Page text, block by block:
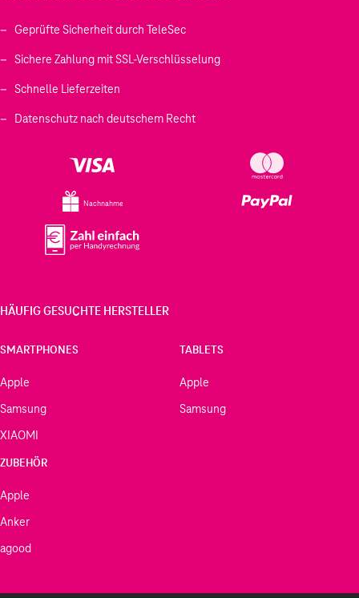
Geprüfte Sicherheit durch TeleSec
Sichere Zahlung mit SSL-Verschlüsselung
Schnelle Lieferzeiten
Datenschutz nach deutschem Recht
Nachnahme
HÄUFIG GESUCHTE HERSTELLER
SMARTPHONES
Apple
Samsung
XIAOMI
TABLETS
Apple
Samsung
ZUBEHÖR
Apple
Anker
agood